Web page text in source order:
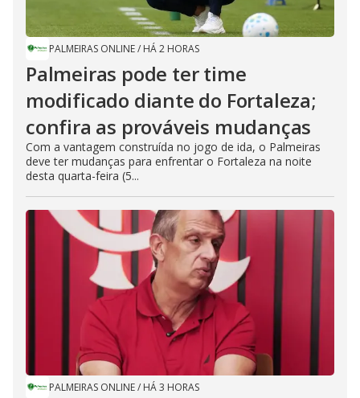
PALMEIRAS ONLINE/ HÁ 2 HORAS
Palmeiras pode ter time
modificado diante do Fortaleza;
confira as prováveis mudanças
Com a vantagem construída no jogo de ida, o Palmeiras
deve ter mudanças para enfrentar o Fortaleza na noite
desta quarta-feira (5...
PALMEIRAS ONLINE/ HÁ 3 HORAS